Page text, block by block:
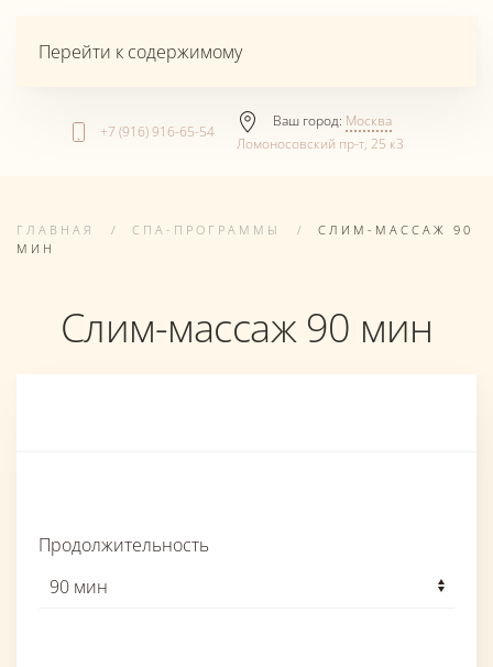
Перейти к содержимому
+7 (916) 916-65-54
Ваш город: Москва
Ломоносовский пр-т, 25 к3
ГЛАВНАЯ СПА-ПРОГРАММЫ
СЛИМ-МАССАЖ 90
МИН
Слим-массаж 90 мин
Продолжительность